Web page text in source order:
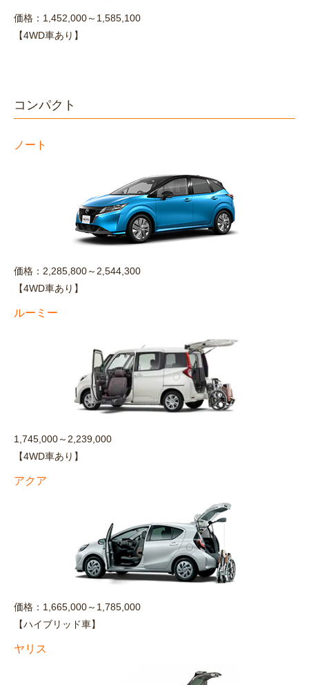
価格：1,452,000～1,585,100
【4WD車あり】
コンパクト
ノート
価格：2,285,800～2,544,300
【4WD車あり】
ルーミー
1,745,000～2,239,000
【4WD車あり】
アクア
価格：1,665,000～1,785,000
【ハイブリッド車】
ヤリス